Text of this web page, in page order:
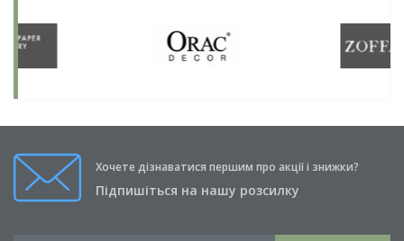
Хочете дізнаватися першим про акції і знижки?
Підпишіться на нашу розсилку